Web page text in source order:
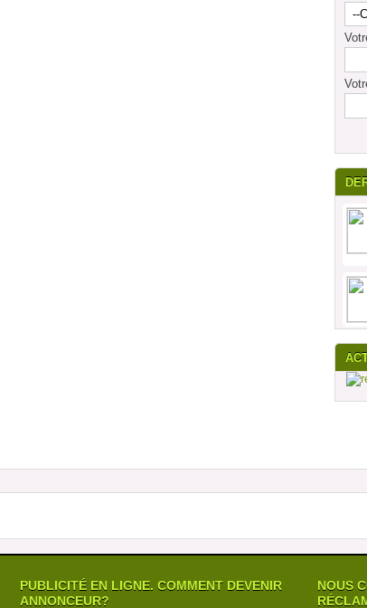
PUBLICITÉ EN LIGNE. COMMENT DEVENIR
ANNONCEUR?
NOUS